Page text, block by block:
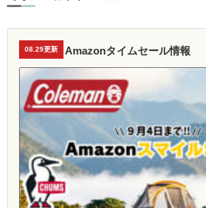
08.29更新 Amazonタイムセール情報